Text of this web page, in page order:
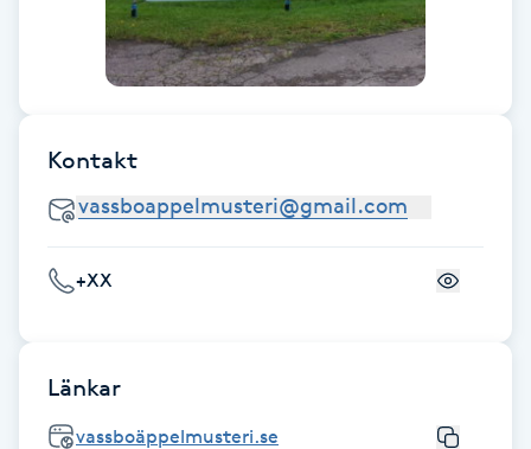
Klippning & Slingor
Klippning ungdom
Kosmetisk tatuering
Kostrådgivning
Kroppsinpackning
Kontakt
+XX
Länkar
vassboäppelmusteri.se